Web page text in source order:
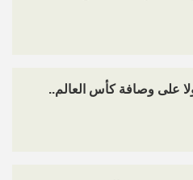
على وصافة كأس العالم..